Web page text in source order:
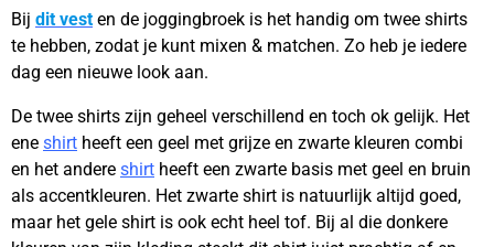
Bij dit vest en de joggingbroek is het handig om twee shirts
te hebben, zodat je kunt mixen & matchen. Zo heb je iedere
dag een nieuwe look aan.
De twee shirts zijn geheel verschillend en toch ok gelijk. Het
ene shirt heeft een geel met grijze en zwarte kleuren combi
en het andere shirt heeft een zwarte basis met geel en bruin
als accentkleuren. Het zwarte shirt is natuurlijk altijd goed,
maar het gele shirt is ook echt heel tof. Bij al die donkere